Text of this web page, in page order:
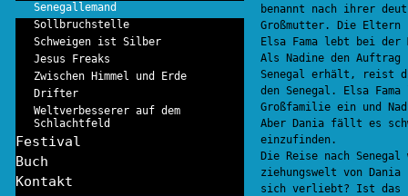
Senegallemand
Sollbruchstelle
Schweigen ist Silber
Jesus Freaks
Zwischen Himmel und Erde
Drifter
Weltverbesserer auf dem
Schlachtfeld
Festival
Buch
Kontakt
benannt nach ihrer
Großmutter. Die
Elsa Fama lebt bei der
Als Nadine den
Senegal erhält, reist
den Senegal. Elsa
Großfamilie ein und
Aber Dania fällt es
einzufinden.
Die Reise nach
ziehungswelt von Dania
sich verliebt? Ist das